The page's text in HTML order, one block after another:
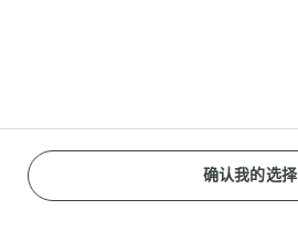
确认我的选择